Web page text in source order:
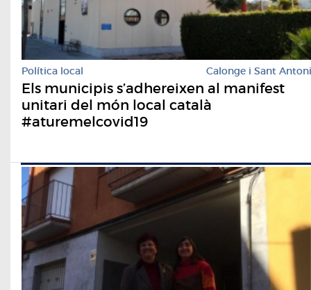
Política local Calonge i Sant Antoni
Els municipis s’adhereixen al manifest
unitari del món local català
#aturemelcovid19